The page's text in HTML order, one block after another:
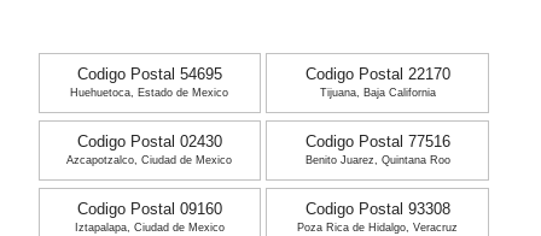
Codigo Postal 54695
Huehuetoca, Estado de Mexico
Codigo Postal 22170
Tijuana, Baja California
Codigo Postal 02430
Azcapotzalco, Ciudad de Mexico
Codigo Postal 77516
Benito Juarez, Quintana Roo
Codigo Postal 09160
Iztapalapa, Ciudad de Mexico
Codigo Postal 93308
Poza Rica de Hidalgo, Veracruz